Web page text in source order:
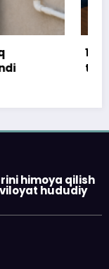
uy
himoya qilish
hududiy